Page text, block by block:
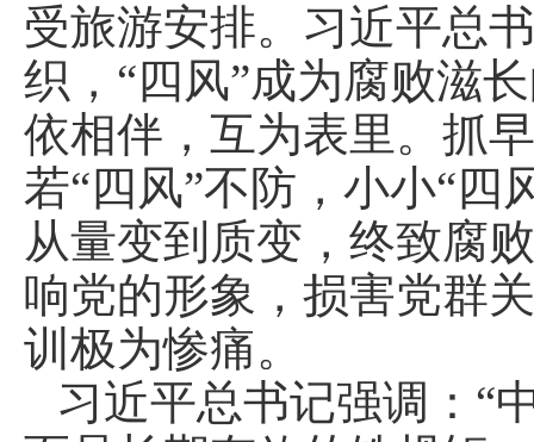
受旅游安排。习近平总
织，“四风”成为腐败滋
依相伴，互为表里。抓
若“四风”不防，小小“四
从量变到质变，终致腐
响党的形象，损害党群
训极为惨痛。
习近平总书记强调：“